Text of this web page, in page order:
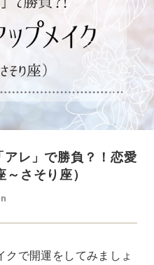
アレ」で勝負？！恋愛
さそり座）
で開運をしてみましょ